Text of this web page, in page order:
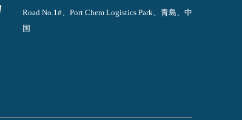
Road No.1#、Port Chem Logistics Park、青島、中
国